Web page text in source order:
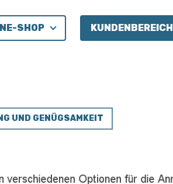
SHOP KUNDENBEREICH
UND GENÜGSAMKEIT